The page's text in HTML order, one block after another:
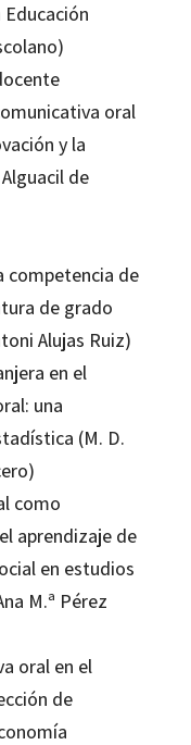
oral
y la
de
competencia de
de grado
Alujas Ruiz)
en el
una
(M. D.
como
aprendizaje de
en estudios
M.ª Pérez
oral en el
de